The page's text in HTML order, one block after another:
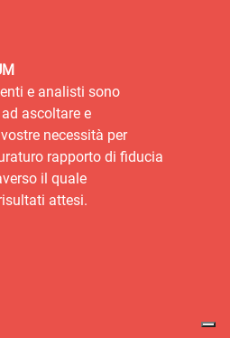
e analisti sono
ascoltare e
necessità per
rapporto di fiducia
il quale
attesi.